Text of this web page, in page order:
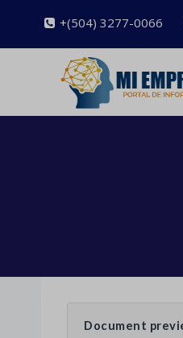
+(504) 3277-0066
Document